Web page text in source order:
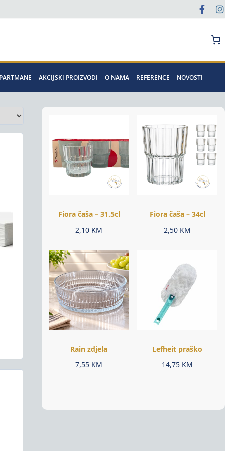
AKCIJSKI PROIZVODI O NAMA REFERENCE NOVOSTI
Fiora čaša – 31.5cl
2,10 KM
Fiora čaša – 34cl
2,50 KM
Rain zdjela
7,55 KM
Lefheit praško
14,75 KM